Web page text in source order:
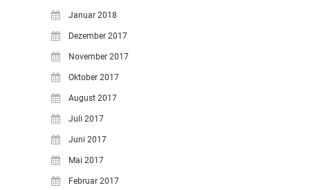
Januar 2018
Dezember 2017
November 2017
Oktober 2017
August 2017
Juli 2017
Juni 2017
Mai 2017
Februar 2017